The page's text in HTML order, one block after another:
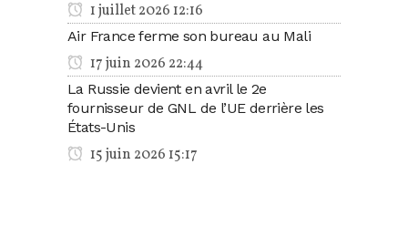
1 juillet 2026 12:16
Air France ferme son bureau au Mali
17 juin 2026 22:44
La Russie devient en avril le 2e
fournisseur de GNL de l’UE derrière les
États-Unis
15 juin 2026 15:17